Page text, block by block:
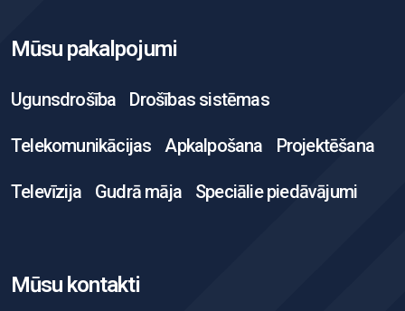
Mūsu pakalpojumi
Ugunsdrošība Drošības sistēmas
Telekomunikācijas Apkalpošana Projektēšana
Televīzija Gudrā māja Speciālie piedāvājumi
Mūsu kontakti